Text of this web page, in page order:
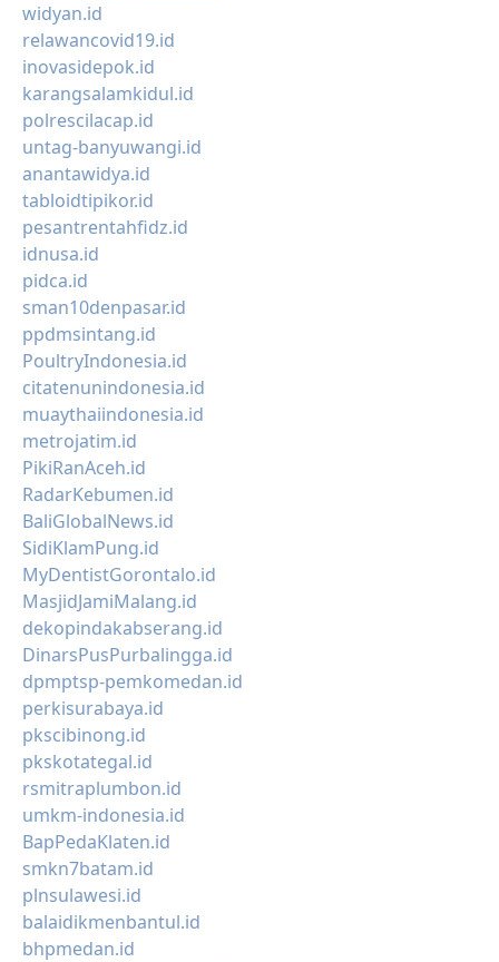
widyan.id
relawancovid19.id
inovasidepok.id
karangsalamkidul.id
polrescilacap.id
untag-banyuwangi.id
anantawidya.id
tabloidtipikor.id
pesantrentahfidz.id
idnusa.id
pidca.id
sman10denpasar.id
ppdmsintang.id
PoultryIndonesia.id
citatenunindonesia.id
muaythaiindonesia.id
metrojatim.id
PikiRanAceh.id
RadarKebumen.id
BaliGlobalNews.id
SidiKlamPung.id
MyDentistGorontalo.id
MasjidJamiMalang.id
dekopindakabserang.id
DinarsPusPurbalingga.id
dpmptsp-pemkomedan.id
perkisurabaya.id
pkscibinong.id
pkskotategal.id
rsmitraplumbon.id
umkm-indonesia.id
BapPedaKlaten.id
smkn7batam.id
plnsulawesi.id
balaidikmenbantul.id
bhpmedan.id